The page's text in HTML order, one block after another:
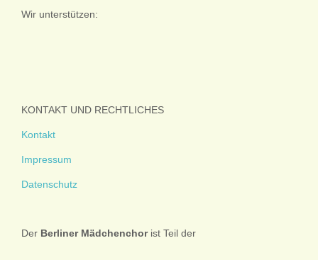
Wir unterstützen:
KONTAKT UND RECHTLICHES
Kontakt
Impressum
Datenschutz
Der Berliner Mädchenchorist Teil der